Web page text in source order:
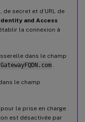
de secret et d’URL de
and Access
la connexion à
dans le champ
.
le champ
la prise en charge
est désactivée par